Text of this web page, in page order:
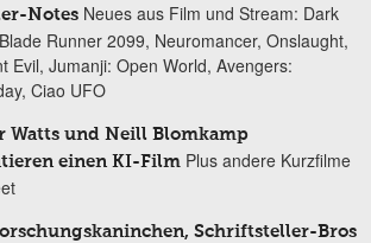
Notes Neues aus Film und Stream: Dark
Runner 2099, Neuromancer, Onslaught,
Evil, Jumanji: Open World, Avengers:
Ciao UFO
Watts und Neill Blomkamp
einen KI-Film Plus andere Kurzfilme
Schriftsteller-Bros